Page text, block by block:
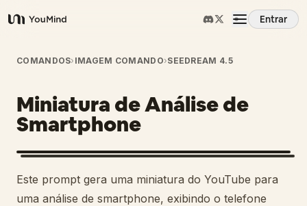
YouMind
Entrar
Visão Geral
Casos de Uso
Habilidades
Prompts
COMANDOS› IMAGEM COMANDO›SEEDREAM 4.5
Miniatura de Análise de
Smartphone
Este prompt gera uma miniatura do YouTube para
uma análise de smartphone, exibindo o telefone